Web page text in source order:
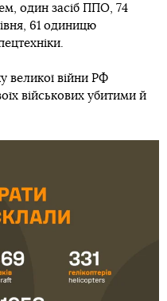
один засіб ППО, 74
61 одиницю
великої війни РФ
військових убитими й